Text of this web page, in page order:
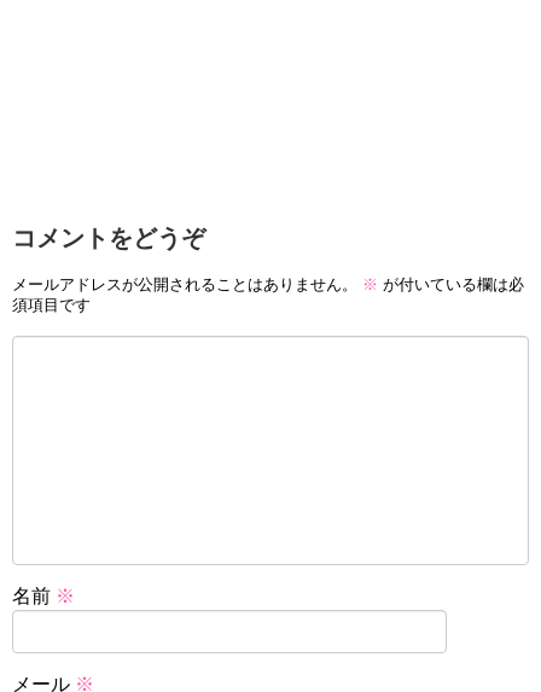
コメントをどうぞ
メールアドレスが公開されることはありません。 ※ が付いている欄は必
須項目です
名前 ※
メール ※